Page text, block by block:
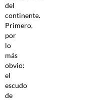
del
continente.
Primero,
por
lo
más
obvio:
el
escudo
de